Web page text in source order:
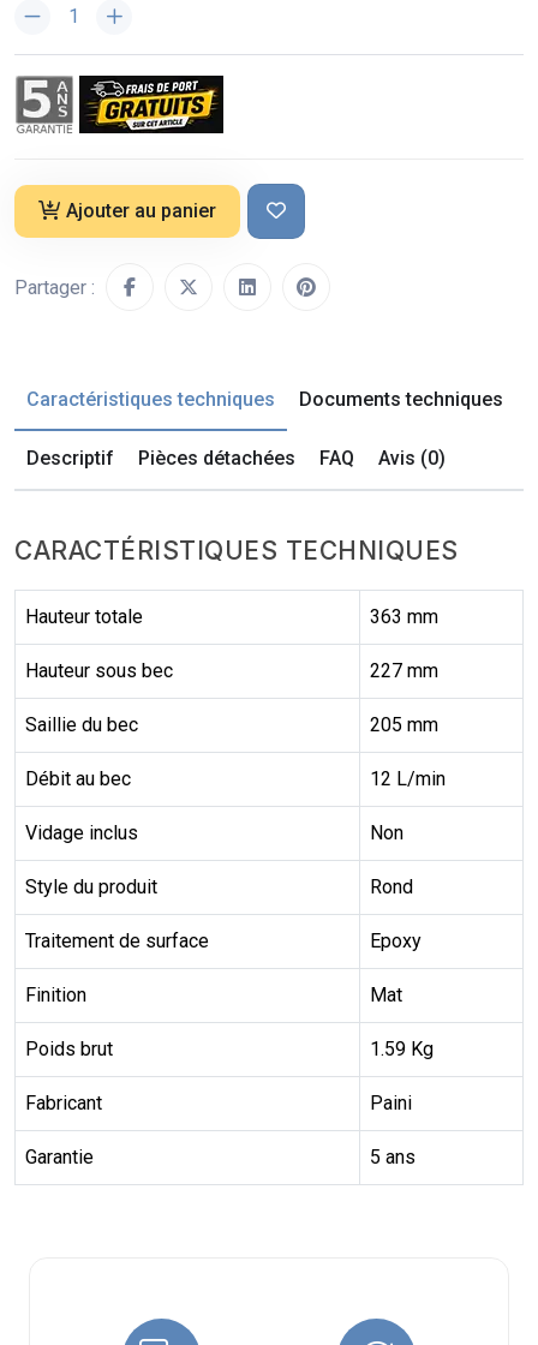
Ajouter au panier
Partager :
Caractéristiques techniques Documents techniques
Descriptif Pièces détachées FAQ Avis (0)
CARACTÉRISTIQUES TECHNIQUES
Hauteur totale 363 mm
Hauteur sous bec 227 mm
Saillie du bec 205 mm
Débit au bec 12 L/min
Vidage inclus Non
Style du produit Rond
Traitement de surface Epoxy
Finition Mat
Poids brut 1.59 Kg
Fabricant Paini
Garantie 5 ans